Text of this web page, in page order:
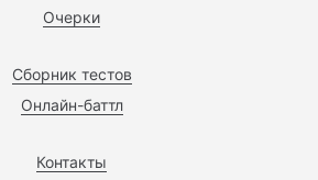
Очерки
Сборник тестов
Онлайн-баттл
Контакты